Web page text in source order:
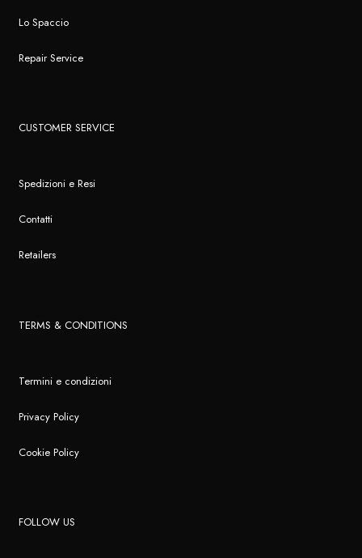
Lo Spaccio
Repair Service
CUSTOMER SERVICE
Spedizioni e Resi
Contatti
Retailers
TERMS & CONDITIONS
Termini e condizioni
Privacy Policy
Cookie Policy
FOLLOW US